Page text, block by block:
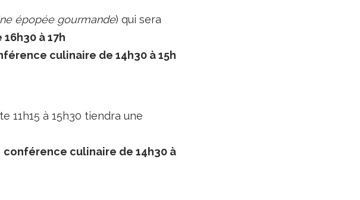
épopée gourmande) qui sera
à 17h
culinaire de 14h30 à 15h
11h15 à 15h30 tiendra une
conférence culinaire de 14h30 à